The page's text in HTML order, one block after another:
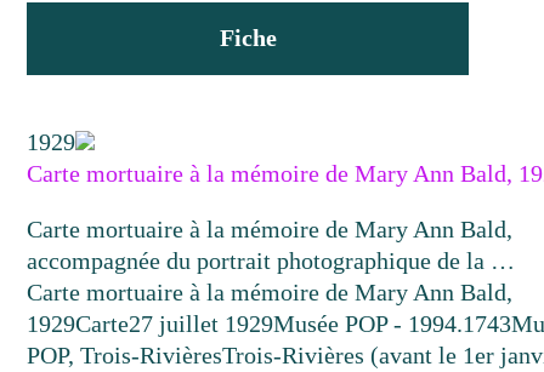
Fiche
1929
Carte mortuaire à la mémoire de Mary Ann Bald,
Carte mortuaire à la mémoire de Mary Ann Bald,
accompagnée du portrait photographique de la …
Carte mortuaire à la mémoire de Mary Ann Bald,
1929Carte27 juillet 1929Musée POP - 1994.1743
POP, Trois-RivièresTrois-Rivières (avant le 1er